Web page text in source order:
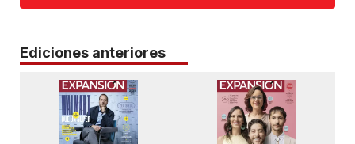
Ediciones anteriores